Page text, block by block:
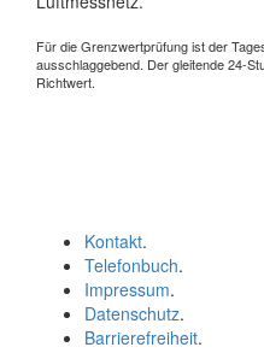
Für die Grenzwertprüfung ist der
ausschlaggebend. Der gleitende 24-
Richtwert.
Kontakt.
Telefonbuch.
Impressum.
Datenschutz.
Barrierefreiheit.